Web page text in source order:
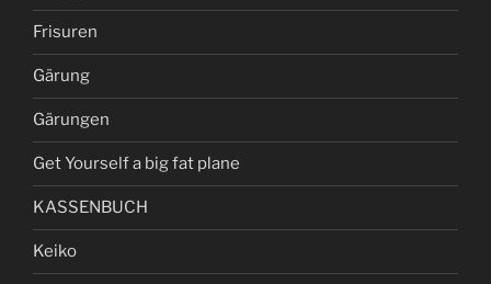
Frisuren
Gärung
Gärungen
Get Yourself a big fat plane
KASSENBUCH
Keiko